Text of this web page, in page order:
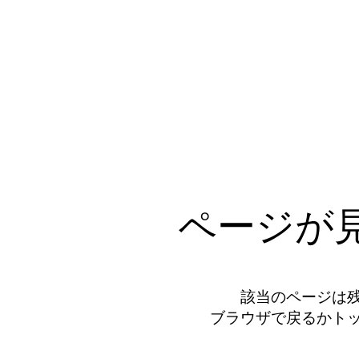
ページが
該当のページは
ブラウザで戻るかト